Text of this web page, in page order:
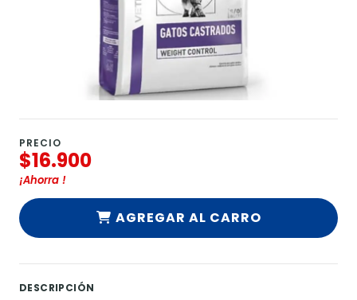
PRECIO
$16.900
¡Ahorra !
AGREGAR AL CARRO
DESCRIPCIÓN